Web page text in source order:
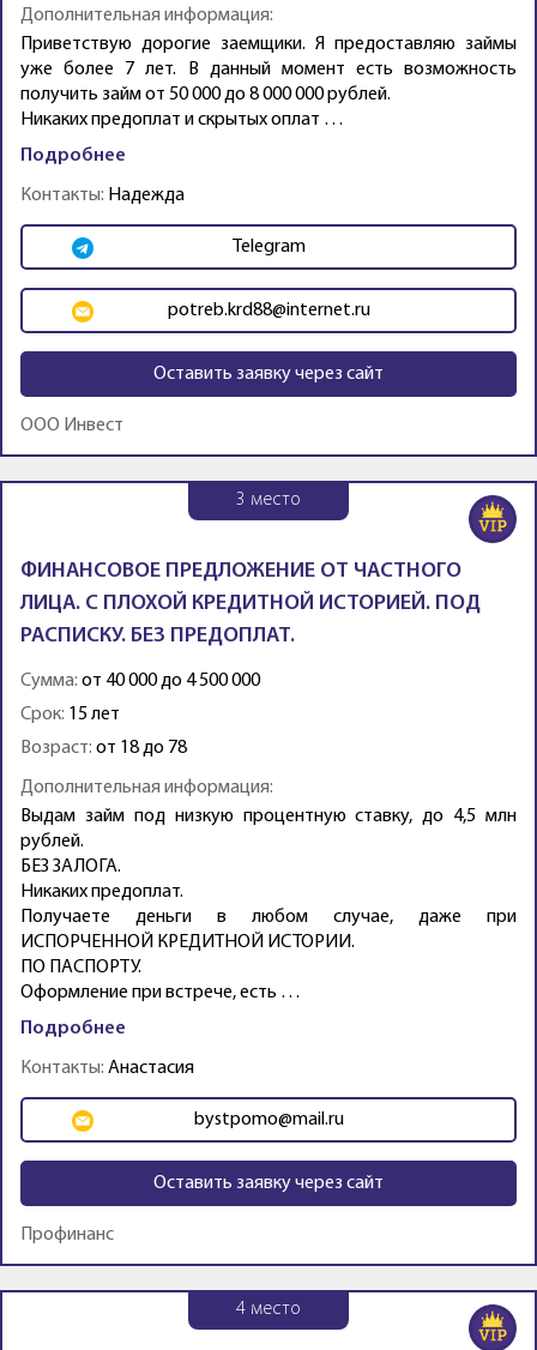
Дополнительная информация:
Приветствую дорогие заемщики. Я предоставляю займы
уже более 7 лет. В данный момент есть возможность
получить займ от 50 000 до 8 000 000 рублей.
Никаких предоплат и скрытых оплат …
Подробнее
Контакты: Надежда
Telegram
potreb.krd88@internet.ru
Оставить заявку через сайт
ООО Инвест
3 место
ФИНАНСОВОЕ ПРЕДЛОЖЕНИЕ ОТ ЧАСТНОГО
ЛИЦА. С ПЛОХОЙ КРЕДИТНОЙ ИСТОРИЕЙ. ПОД
РАСПИСКУ. БЕЗ ПРЕДОПЛАТ.
Сумма: от 40 000 до 4 500 000
Срок: 15 лет
Возраст: от 18 до 78
Дополнительная информация:
Выдам займ под низкую процентную ставку, до 4,5 млн
рублей.
БЕЗ ЗАЛОГА.
Никаких предоплат.
Получаете деньги в любом случае, даже при
ИСПОРЧЕННОЙ КРЕДИТНОЙ ИСТОРИИ.
ПО ПАСПОРТУ.
Оформление при встрече, есть …
Подробнее
Контакты: Анастасия
bystpomo@mail.ru
Оставить заявку через сайт
Профинанс
4 место